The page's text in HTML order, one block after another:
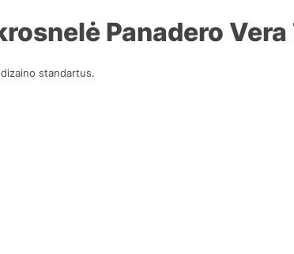
Panadero Vera
standartus.